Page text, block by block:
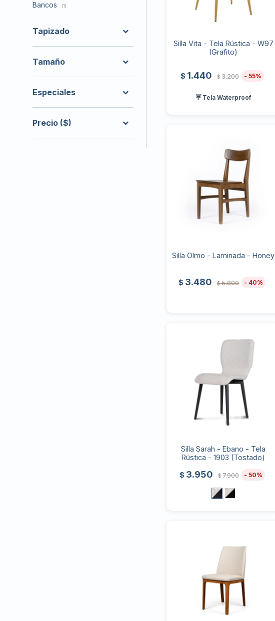
Silla Vita - Tela Rústica - W97
(Grafito)
$ 1.440 $ 3.200 55
☔ Tela Waterproof
Silla Olmo - Laminada - Honey
$ 3.480 $ 5.800 40
Silla Sarah - Ebano - Tela
Rústica - 1903 (Tostado)
$ 3.950 $ 7.900 50
Bancos (1)
Precio ($)
Especiales
Tapizado
Tamaño